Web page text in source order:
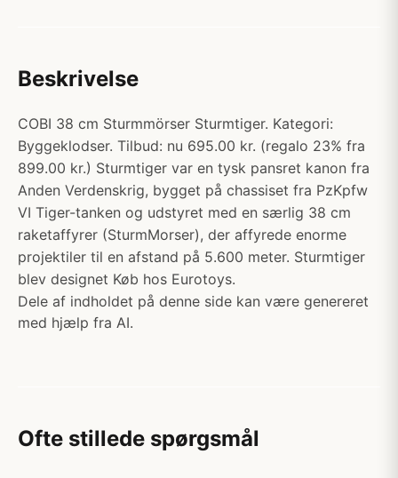
Beskrivelse
COBI 38 cm Sturmmörser Sturmtiger. Kategori:
Byggeklodser. Tilbud: nu 695.00 kr. (regalo 23% fra
899.00 kr.) Sturmtiger var en tysk pansret kanon fra
Anden Verdenskrig, bygget på chassiset fra PzKpfw
VI Tiger-tanken og udstyret med en særlig 38 cm
raketaffyrer (SturmMorser), der affyrede enorme
projektiler til en afstand på 5.600 meter. Sturmtiger
blev designet Køb hos Eurotoys.
Dele af indholdet på denne side kan være genereret
med hjælp fra AI.
Ofte stillede spørgsmål